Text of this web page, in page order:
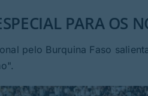
PARA OS
pelo Burquina Faso